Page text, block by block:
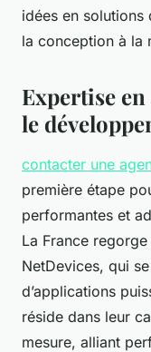
idées en
la conception à la
Expertise
le
contacter une
première étape
performantes et
La France
NetDevices, qui
d’applications
réside dans leur
mesure, alliant